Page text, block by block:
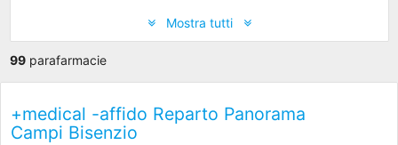
Mostra tutti
99parafarmacie
+medical -affido Reparto Panorama
Campi Bisenzio